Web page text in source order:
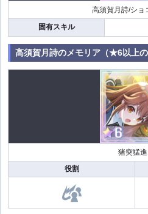
高須賀月詩/ショ
固有スキル
高須賀月詩のメモリア（★6以上の
猪突猛進
役割